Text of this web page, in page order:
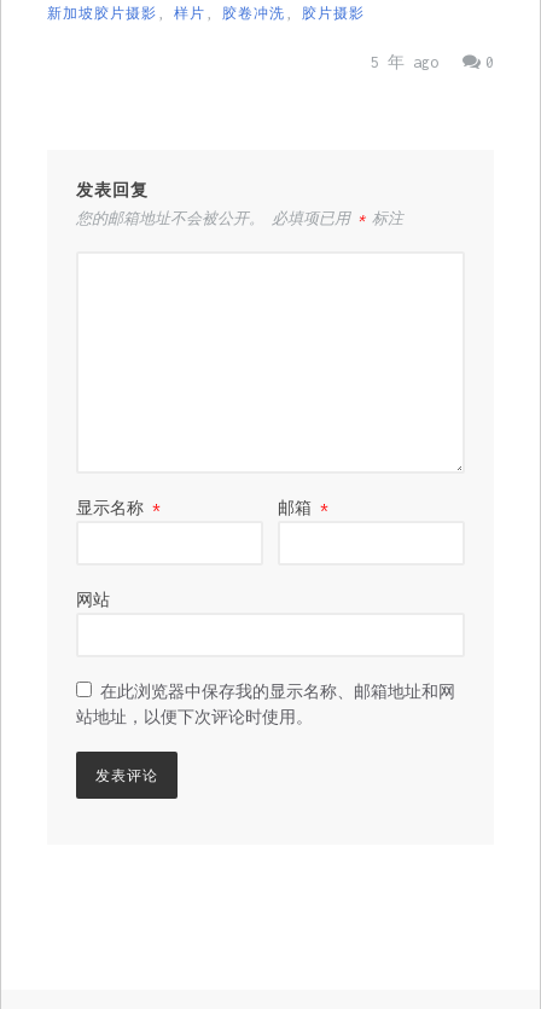
新加坡胶片摄影
样片 胶卷冲洗 胶片摄影
0
5 年 ago
发表回复
您的邮箱地址不会被公开。 必填项已用 *标注
显示名称 * 邮箱*
网站
在此浏览器中保存我的显示名称、邮箱地址和网
站地址，以便下次评论时使用。